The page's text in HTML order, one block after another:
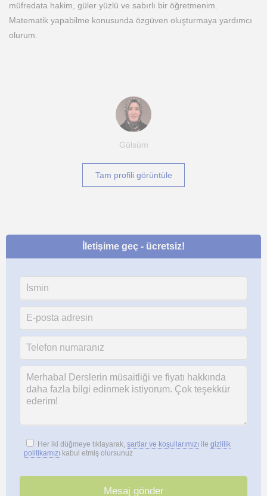
müfredata hakim, güler yüzlü ve sabırlı bir öğretmenim.
Matematik yapabilme konusunda özgüven oluşturmaya yardımcı
olurum.
Gülsüm
Tam profili görüntüle
İletişime geç - ücretsiz!
Her iki düğmeye tıklayarak, şartlar ve koşullarımızı ile gizlilik
politikamızı kabul etmiş olursunuz